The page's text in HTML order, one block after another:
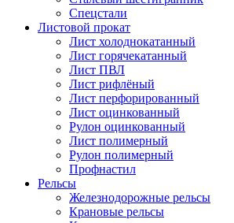
Спецстали
Листовой прокат
Лист холоднокатанный
Лист горячекатанный
Лист ПВЛ
Лист рифлёный
Лист перфорированный
Лист оцинкованный
Рулон оцинкованный
Лист полимерный
Рулон полимерный
Профнастил
Рельсы
Железнодорожные рельсы
Крановые рельсы